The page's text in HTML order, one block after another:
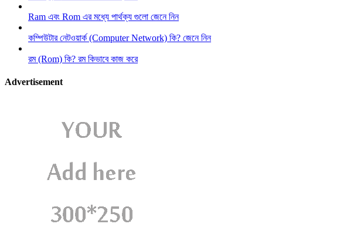
Ram এবং Rom এর মধ্যে পার্থক্য গুলো জেনে নিন
কম্পিউটার নেটওয়ার্ক (Computer Network) কি? জেনে নিন
রম (Rom) কি? রম কিভাবে কাজ করে
Advertisement